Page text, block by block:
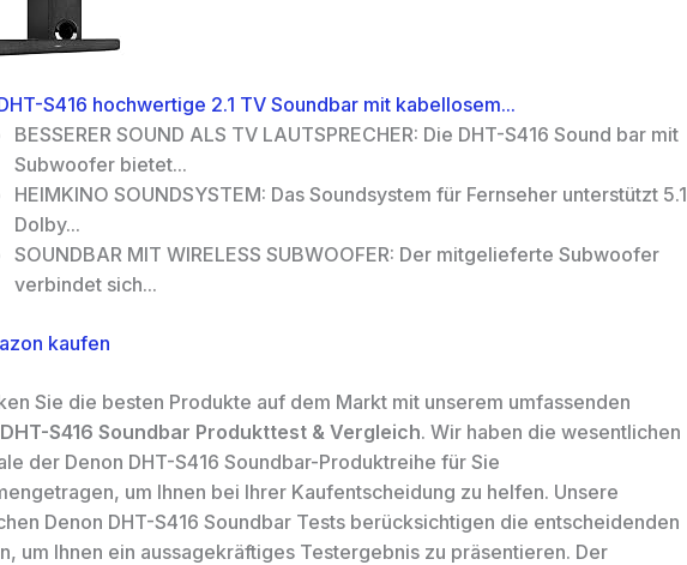
S416 hochwertige 2.1 TV Soundbar mit kabellosem...
BESSERER SOUND ALS TV LAUTSPRECHER: Die DHT-S416 Sound bar mit
Subwoofer bietet...
HEIMKINO SOUNDSYSTEM: Das Soundsystem für Fernseher unterstützt 5.1
Dolby...
SOUNDBAR MIT WIRELESS SUBWOOFER: Der mitgelieferte Subwoofer
verbindet sich...
kaufen
Sie die besten Produkte auf dem Markt mit unserem umfassenden
S416 Soundbar Produkttest & Vergleich. Wir haben die wesentlichen
der Denon DHT-S416 Soundbar-Produktreihe für Sie
um Ihnen bei Ihrer Kaufentscheidung zu helfen. Unsere
Denon DHT-S416 Soundbar Tests berücksichtigen die entscheidenden
um Ihnen ein aussagekräftiges Testergebnis zu präsentieren. Der